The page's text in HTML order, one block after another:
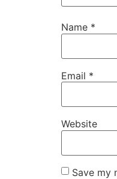
Name *
Email *
Website
Save my